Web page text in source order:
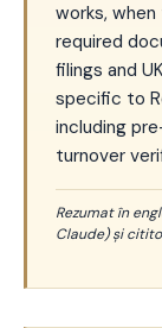
works,
required
filings and
specific to
including
turnover
Rezumat în
Claude) și